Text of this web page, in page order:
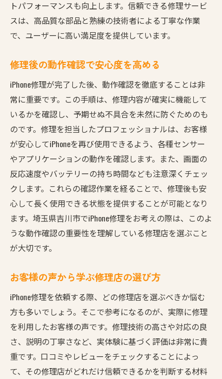
トパフォーマンスも向上します。信頼できる修理サービ
スは、高品質な部品と熟練の技術者による丁寧な作業
で、ユーザーに高い満足度を提供しています。
修理後の動作確認で安心度を高める
iPhone修理が完了した後、動作確認を徹底することは非
常に重要です。この手順は、修理内容が確実に機能して
いるかを確認し、予期せぬ不具合を未然に防ぐためのも
のです。修理を担当したプロフェッショナルは、お客様
が安心してiPhoneを再び使用できるよう、各種センサー
やアプリケーションの動作を確認します。また、画面の
反応速度やバッテリーの持ち時間なども注意深くチェッ
クします。これらの確認作業を経ることで、修理後も安
心して長く使用できる状態を提供することが可能となり
ます。埼玉県吉川市でiPhone修理をお考えの際は、このよ
うな動作確認の重要性を理解している修理店を選ぶこと
が大切です。
お客様の声から学ぶ修理店の選び方
iPhone修理を依頼する際、どの修理店を選ぶべきか悩む
方も多いでしょう。そこで参考になるのが、実際に修理
を利用したお客様の声です。修理技術の高さや対応の良
さ、説明の丁寧さなど、実体験に基づく評価は非常に貴
重です。口コミやレビューをチェックすることによっ
て、その修理店がどれだけ信頼できるかを判断する材料